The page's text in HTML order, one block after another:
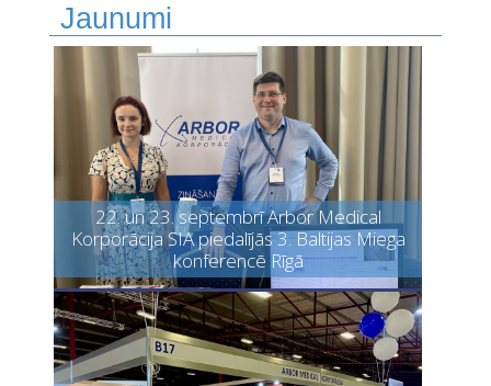
Jaunumi
22. un 23. septembrī Arbor Medical
Korporācija SIA piedalījās 3. Baltijas Miega
konferencē Rīgā